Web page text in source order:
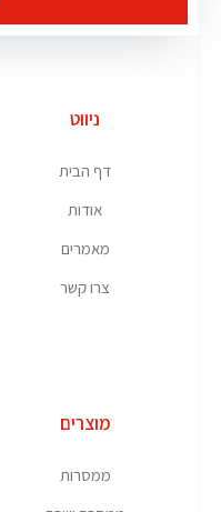
ניווט
דף הבית
אודות
מאמרים
צרו קשר
מוצרים
ממסרות